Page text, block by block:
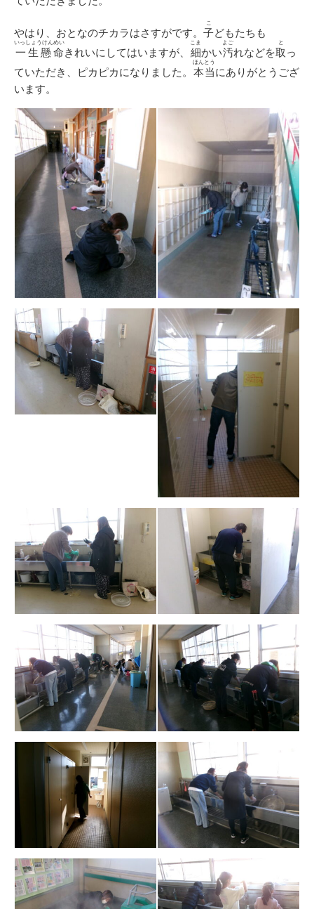
やはり、おとなのチカラはさすがです。 子
こ
どもたちも
一生懸命
いっしょうけんめい
きれいにしてはいますが、 細
こま
かい汚
よご
れなどを取
と
っ
ていただき、ピカピカになりました。 本当
ほんとう
にありがとうござ
います。